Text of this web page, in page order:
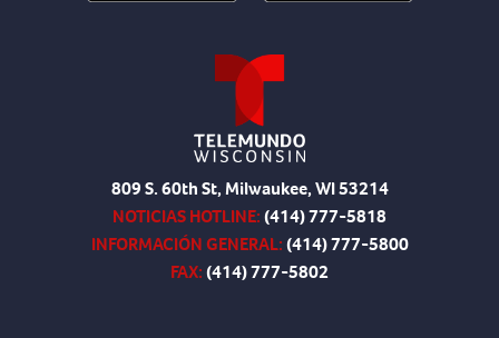
809 S. 60th St, Milwaukee, WI 53214
NOTICIAS HOTLINE:(414) 777-5818
INFORMACIÓN GENERAL:(414) 777-5800
FAX:(414) 777-5802